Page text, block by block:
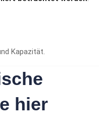
Kapazität.
hier